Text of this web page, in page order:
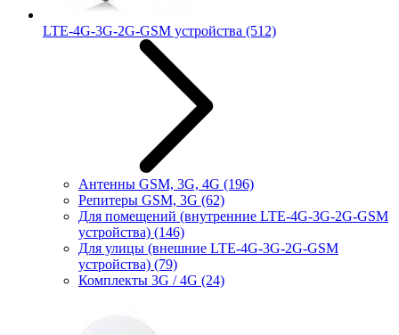
LTE-4G-3G-2G-GSM устройства (512)
Антенны GSM, 3G, 4G (196)
Репитеры GSM, 3G (62)
Для помещений (внутренние LTE-4G-3G-2G-GSM
устройства) (146)
Для улицы (внешние LTE-4G-3G-2G-GSM
устройства) (79)
Комплекты 3G / 4G (24)